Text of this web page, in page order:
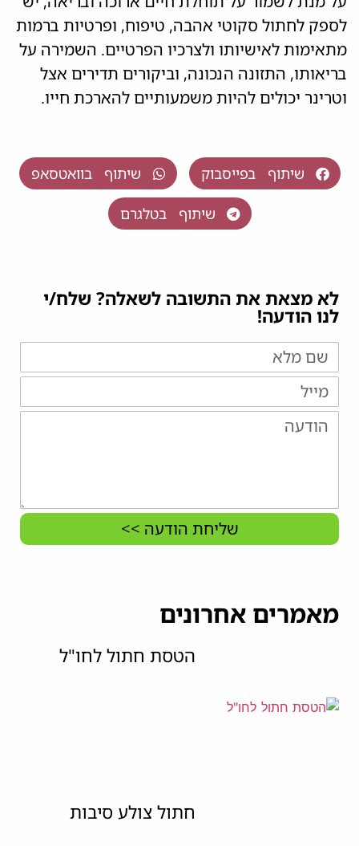
לספק לחתול סקוטי אהבה, טיפוח, ופרטיות ברמות
מתאימות לאישיותו ולצרכיו הפרטיים. השמירה על
בריאותו, התזונה הנכונה, וביקורים תדירים אצל
וטרינר יכולים להיות משמעותיים להארכת חייו.
שיתוף בפייסבוק שיתוף בוואטסאפ
שיתוף בטלגרם
לא מצאת את התשובה לשאלה? שלח/י
לנו הודעה!
שליחת הודעה >>
מאמרים אחרונים
הטסת חתול לחו"ל
חתול צולע סיבות